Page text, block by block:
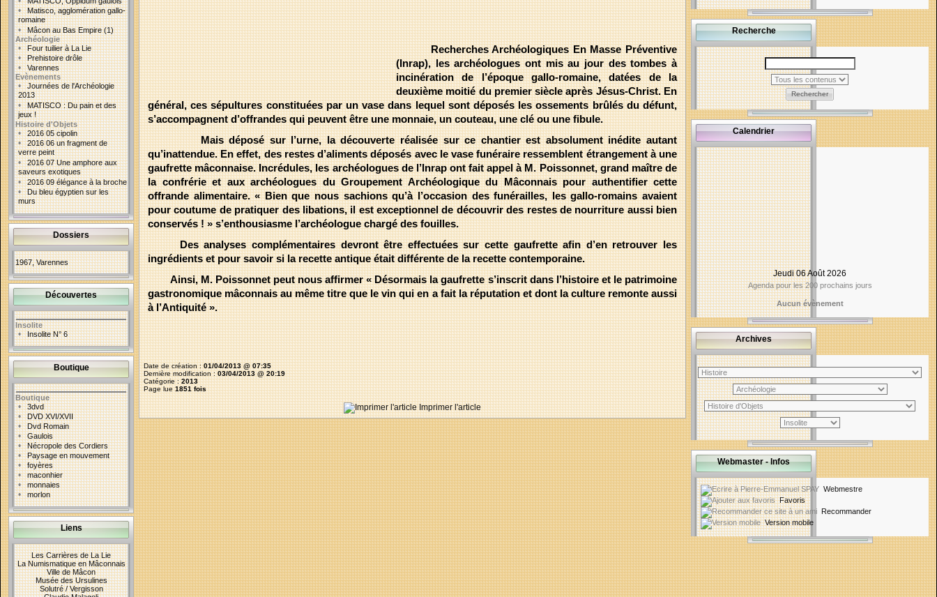
•Matisco, agglomération gallo-
romaine
•Mâcon au Bas Empire (1)
Archéologie
•Four tuilier à La Lie
•Prehistoire drôle
•Varennes
Evènements
•Journées de l'Archéologie
2013
•MATISCO : Du pain et des
jeux !
Histoire d'Objets
•2016 05 cipolin
•2016 06 un fragment de
verre peint
•2016 07 Une amphore aux
saveurs exotiques
•2016 09 élégance à la broche
•Du bleu égyptien sur les
murs
Dossiers
1967, Varennes
Découvertes
Insolite
•Insolite N° 6
Boutique
Boutique
•3dvd
•DVD XVI/XVII
•Dvd Romain
•Gaulois
•Nécropole des Cordiers
•Paysage en mouvement
•foyères
•maconhier
•monnaies
•morlon
Liens
Les Carrières de La Lie
La Numismatique en Mâconnais
Ville de Mâcon
Musée des Ursulines
Solutré / Vergisson
Recherches Archéologiques En Masse Préventive
(Inrap), les archéologues ont mis au jour des tombes à
incinération de l’époque gallo-romaine, datées de la
deuxième moitié du premier siècle après Jésus-Christ. En
général, ces sépultures constituées par un vase dans lequel sont déposés les ossements brûlés du défunt,
s’accompagnent d’offrandes qui peuvent être une monnaie, un couteau, une clé ou une fibule.
Mais déposé sur l’urne, la découverte réalisée sur ce chantier est absolument inédite autant
qu’inattendue. En effet, des restes d’aliments déposés avec le vase funéraire ressemblent étrangement à une
gaufrette mâconnaise. Incrédules, les archéologues de l’Inrap ont fait appel à M. Poissonnet, grand maître de
la confrérie et aux archéologues du Groupement Archéologique du Mâconnais pour authentifier cette
offrande alimentaire. « Bien que nous sachions qu’à l’occasion des funérailles, les gallo-romains avaient
pour coutume de pratiquer des libations, il est exceptionnel de découvrir des restes de nourriture aussi bien
conservés ! » s’enthousiasme l’archéologue chargé des fouilles.
Des analyses complémentaires devront être effectuées sur cette gaufrette afin d’en retrouver les
ingrédients et pour savoir si la recette antique était différente de la recette contemporaine.
Ainsi, M. Poissonnet peut nous affirmer « Désormais la gaufrette s’inscrit dans l’histoire et le patrimoine
gastronomique mâconnais au même titre que le vin qui en a fait la réputation et dont la culture remonte aussi
à l’Antiquité ».
Date de création :01/04/2013 @ 07:35
Dernière modification :03/04/2013 @ 20:19
Catégorie :2013
Page lue1851 fois
Imprimer l'article
Recherche
Rechercher
Calendrier
Jeudi 06 Août 2026
Agenda pour les 200 prochains jours
Aucun évènement
Archives
Webmaster - Infos
Webmestre
Favoris
Recommander
Version mobile